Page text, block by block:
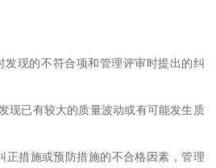
发现的不符合项和管理评审时提出的纠
现已有较大的质量波动或有可能发生质
正措施或预防措施的不合格因素，管理